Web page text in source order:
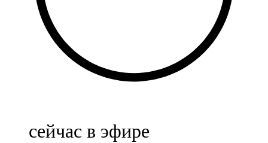
Баулы
107,5 FM
Биләр
Болгар
сейчас в эфире